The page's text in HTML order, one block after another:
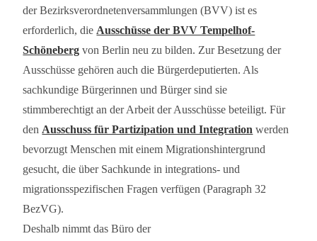
der Bezirksverordnetenversammlungen (BVV) ist es
erforderlich, die Ausschüsse der BVV Tempelhof-
Schöneberg von Berlin neu zu bilden. Zur Besetzung der
Ausschüsse gehören auch die Bürgerdeputierten. Als
sachkundige Bürgerinnen und Bürger sind sie
stimmberechtigt an der Arbeit der Ausschüsse beteiligt. Für
den Ausschuss für Partizipation und Integration werden
bevorzugt Menschen mit einem Migrationshintergrund
gesucht, die über Sachkunde in integrations- und
migrationsspezifischen Fragen verfügen (Paragraph 32
BezVG).
Deshalb nimmt das Büro der